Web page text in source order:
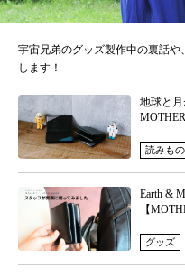
宇宙兄弟のグッズ製作中の裏話や
します！
地球と月
読みもの
Earth &
【
グッズ